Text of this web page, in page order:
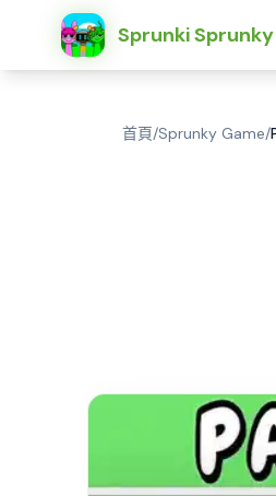
Sprunki Sprunky
首頁/Sprunky Game/